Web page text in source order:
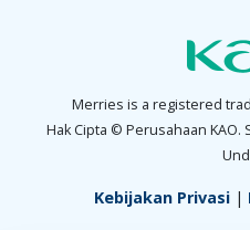
Merries is a registered
Hak Cipta © Perusahaan KAO.
Kebijakan Privasi|